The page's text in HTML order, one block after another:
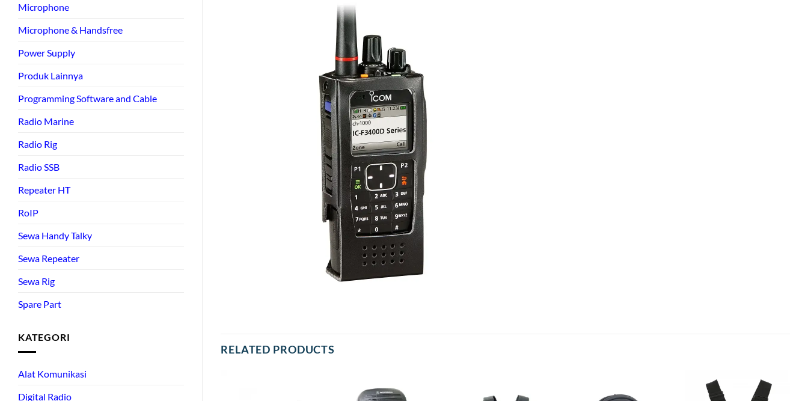
Microphone
Microphone & Handsfree
Power Supply
Produk Lainnya
Programming Software and Cable
Radio Marine
Radio Rig
Radio SSB
Repeater HT
RoIP
Sewa Handy Talky
Sewa Repeater
Sewa Rig
Spare Part
KATEGORI
Alat Komunikasi
Digital Radio
RELATED PRODUCTS